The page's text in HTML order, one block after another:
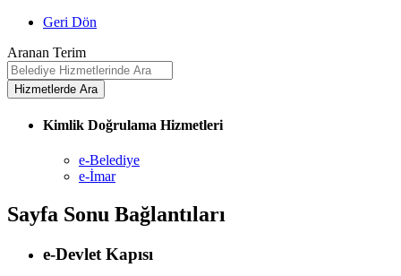
Geri Dön
Aranan Terim
Kimlik Doğrulama Hizmetleri
e-Belediye
e-İmar
Sayfa Sonu Bağlantıları
e-Devlet Kapısı